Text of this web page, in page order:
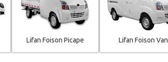
Lifan Foison Picape Lifan Foison Van